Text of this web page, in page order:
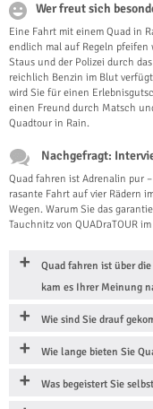
Wer freut sich
Eine Fahrt mit einem Quad in
endlich mal auf Regeln
Staus und der Polizei durch
reichlich Benzin im Blut
wird Sie für einen
einen Freund durch Matsch
Quadtour in Rain.
Nachgefragt:
Quad fahren ist Adrenalin pur
rasante Fahrt auf vier Rädern
Wegen. Warum Sie das
Tauchnitz von QUADraTOUR
Quad fahren ist über
kam es Ihrer Meinung
Wie sind Sie drauf
Wie lange bieten Sie
Was begeistert Sie